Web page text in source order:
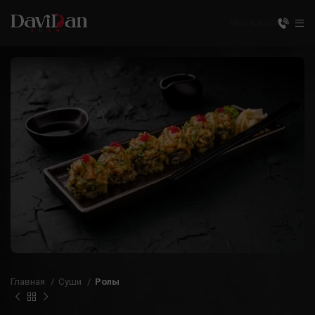
Главная Суши Ролы